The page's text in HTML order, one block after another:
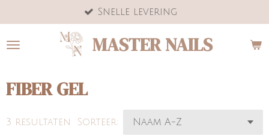
direct
naar
MASTER NAILS
Snelle levering
FIBER GEL
3 resultaten Sorteer: